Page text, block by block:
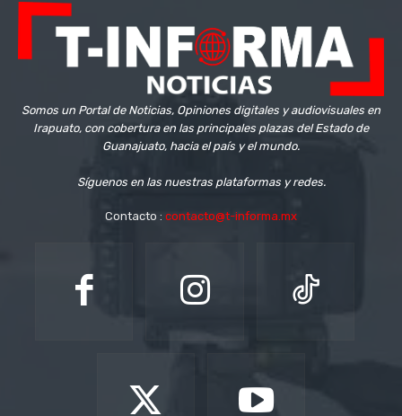
Somos un Portal de Noticias, Opiniones digitales y audiovisuales en
Irapuato, con cobertura en las principales plazas del Estado de
Guanajuato, hacia el país y el mundo.
Síguenos en las nuestras plataformas y redes.
Contacto : contacto@t-informa.mx